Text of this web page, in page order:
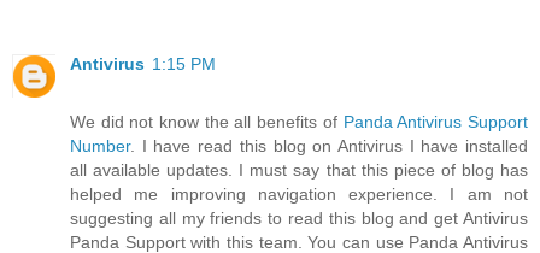
Antivirus 1:15 PM
We did not know the all benefits of Panda Antivirus Support
Number. I have read this blog on Antivirus I have installed
all available updates. I must say that this piece of blog has
helped me improving navigation experience. I am not
suggesting all my friends to read this blog and get Antivirus
Panda Support with this team. You can use Panda Antivirus